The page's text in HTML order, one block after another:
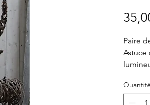
Paire
Astuce
Quantité